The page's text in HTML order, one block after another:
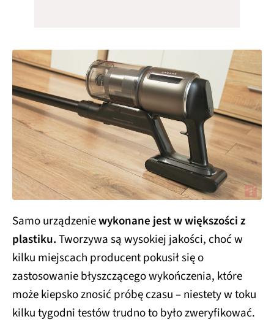
Samo urządzeniewykonane jest w większości z
plastiku.Tworzywa są wysokiej jakości, choć w
kilku miejscach producent pokusił się o
zastosowanie błyszczącego wykończenia, które
może kiepsko znosić próbę czasu – niestety w toku
kilku tygodni testów trudno to było zweryfikować.